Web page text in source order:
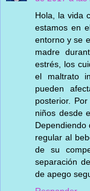
Hola, la vida
estamos en
entorno y se
madre
estrés, los
el maltrato
pueden
posterior.
niños desde
Dependiendo
regular al
de su
separación
de apego